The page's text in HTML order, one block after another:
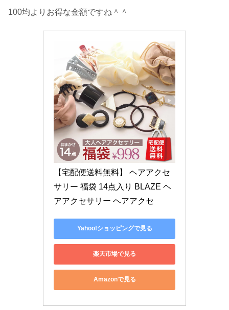
100均よりお得な金額ですね＾＾
【宅配便送料無料】 ヘアアクセ
サリー 福袋 14点入り BLAZE ヘ
アアクセサリー ヘアアクセ
Yahoo!ショッピングで見る
楽天市場で見る
Amazonで見る